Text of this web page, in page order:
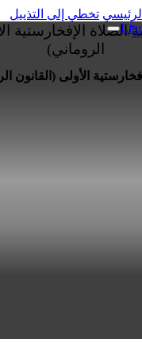
تخطي إلى التذييل
/الصلاة الإفخارستية
الروماني)
الأولى (القانون